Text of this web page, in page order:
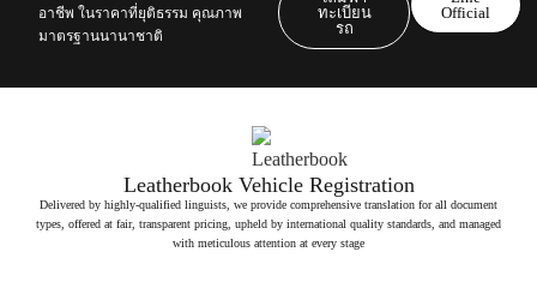
อาชีพ ในราคาที่ยุติธรรม คุณภาพ
มาตรฐานนานาชาติ
ทะเบียน
รถ
Official
Leatherbook Vehicle Registration
Delivered by highly-qualified linguists, we provide comprehensive translation for all document
types, offered at fair, transparent pricing, upheld by international quality standards, and managed
with meticulous attention at every stage